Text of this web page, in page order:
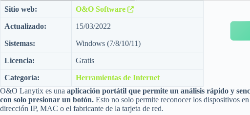
Sitio web: O&O Software
Actualizado: 15/03/2022
Sistemas: Windows (7/8/10/11)
Licencia: Gratis
Categoría: Herramientas de Internet
O&O Lanytix es una aplicación portátil que permite un análisis rápido y
con solo presionar un botón. Esto no solo permite reconocer los dispositivos
dirección IP, MAC o el fabricante de la tarjeta de red.